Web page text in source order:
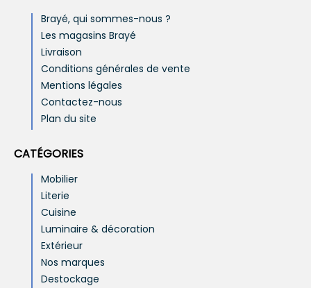
Brayé, qui sommes-nous ?
Les magasins Brayé
Livraison
Conditions générales de vente
Mentions légales
Contactez-nous
Plan du site
CATÉGORIES
Mobilier
Literie
Cuisine
Luminaire & décoration
Extérieur
Nos marques
Destockage